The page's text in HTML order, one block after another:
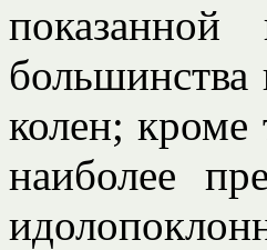
большинства
колен; кроме
наиболее